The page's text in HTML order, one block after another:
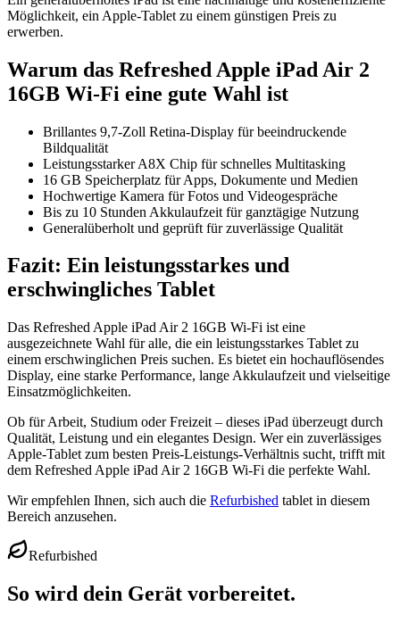
Möglichkeit, ein Apple-Tablet zu einem günstigen Preis zu
erwerben.
Warum das Refreshed Apple iPad Air 2
16GB Wi-Fi eine gute Wahl ist
Brillantes 9,7-Zoll Retina-Display für beeindruckende
Bildqualität
Leistungsstarker A8X Chip für schnelles Multitasking
16 GB Speicherplatz für Apps, Dokumente und Medien
Hochwertige Kamera für Fotos und Videogespräche
Bis zu 10 Stunden Akkulaufzeit für ganztägige Nutzung
Generalüberholt und geprüft für zuverlässige Qualität
Fazit: Ein leistungsstarkes und
erschwingliches Tablet
Das Refreshed Apple iPad Air 2 16GB Wi-Fi ist eine
ausgezeichnete Wahl für alle, die ein leistungsstarkes Tablet zu
einem erschwinglichen Preis suchen. Es bietet ein hochauflösendes
Display, eine starke Performance, lange Akkulaufzeit und vielseitige
Einsatzmöglichkeiten.
Ob für Arbeit, Studium oder Freizeit – dieses iPad überzeugt durch
Qualität, Leistung und ein elegantes Design. Wer ein zuverlässiges
Apple-Tablet zum besten Preis-Leistungs-Verhältnis sucht, trifft mit
dem Refreshed Apple iPad Air 2 16GB Wi-Fi die perfekte Wahl.
Wir empfehlen Ihnen, sich auch die Refurbished tablet in diesem
Bereich anzusehen.
Refurbished
So wird dein Gerät vorbereitet.